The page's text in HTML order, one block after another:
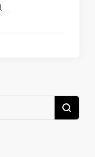
…